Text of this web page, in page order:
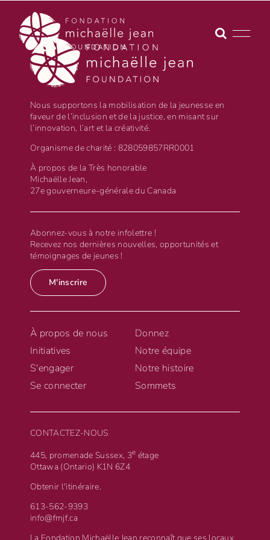
content
Nous supportons la mobilisation de la jeunesse en
faveur de l’inclusion et de la justice, en misant sur
l’innovation, l’art et la créativité.
Organisme de charité : 828059857RR0001
À propos de la Très honorable
Michaëlle Jean,
27e gouverneure-générale du Canada
Abonnez-vous à notre infolettre !
Recevez nos dernières nouvelles, opportunités et
témoignages de jeunes !
M'inscrire
À propos de nous
Initiatives
S'engager
Se connecter
Donnez
Notre équipe
Notre histoire
Sommets
CONTACTEZ-NOUS
445, promenade Sussex, 3e étage
Ottawa (Ontario) K1N 6Z4
Obtenir l'itinéraire.
613-562-9393
info@fmjf.ca
La Fondation Michaëlle Jean reconnaît que ses locaux